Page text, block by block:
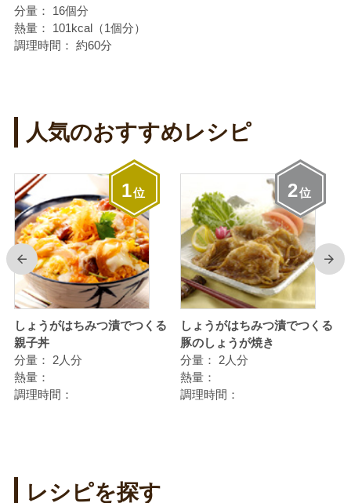
分量：
16個分
熱量：
101kcal（1個分）
調理時間： 約60分
人気のおすすめレシピ
前
1位
しょうがはちみつ漬でつくる
親子丼
分量：
2人分
熱量：
調理時間：
2位
しょうがはちみつ漬でつくる
豚のしょうが焼き
分量：
2人分
熱量：
調理時間：
次
レシピを探す